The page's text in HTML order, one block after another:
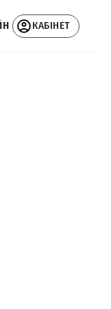
КАБІНЕТ